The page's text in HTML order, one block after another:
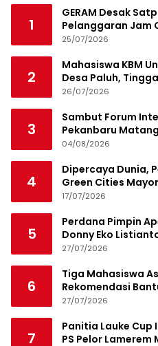
1
GERAM Desak
Pelanggaran Jam
25/07/2026
2
Mahasiswa KBM
Desa Paluh,
dan Aksi Sosial
26/07/2026
3
Sambut Forum
Pekanbaru
04/08/2026
4
Dipercaya Dunia,
Green Cities
17/07/2026
5
Perdana Pimpin
Donny Eko
27/07/2026
6
Tiga Mahasiswa
Rekomendasi
Jamaluddin Idham
27/07/2026
7
Panitia Lauke Cup
PS Pelor Lamerem